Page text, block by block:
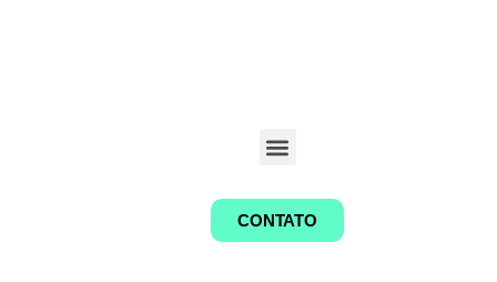
CONTATO